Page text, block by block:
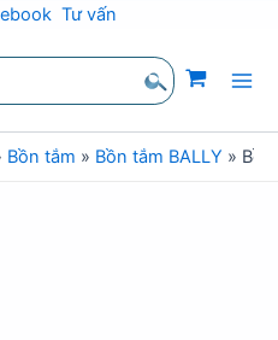
Tư vấn
Bồn tắm » Bồn tắm BALLY »